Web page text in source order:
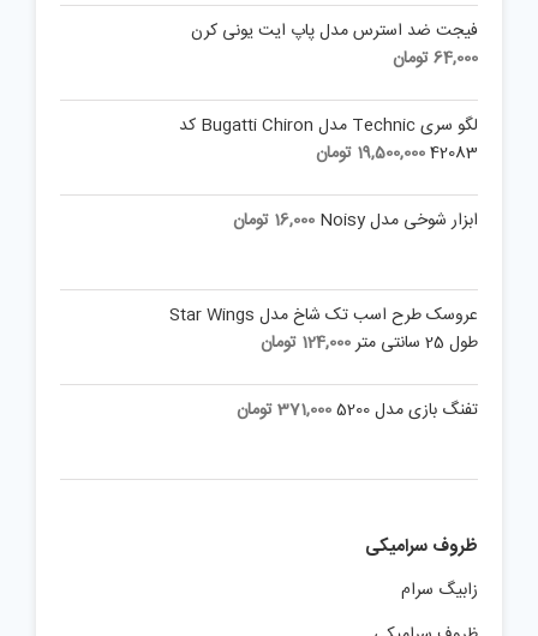
فیجت ضد استرس مدل پاپ ایت یونی کرن
64,000 تومان
لگو سری Technic مدل Bugatti Chiron کد
42083
19,500,000 تومان
ابزار شوخی مدل Noisy 16,000 تومان
طول 25 سانتی متر
124,000تومان
تفنگ بازی مدل 5200 تومان
ظروف سرامیکی
زابیگ سرام
ظروف سرامیکی